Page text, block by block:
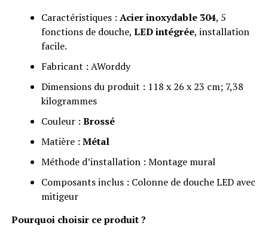
Caractéristiques : Acier inoxydable 304, 5
fonctions de douche, LED intégrée, installation
facile.
Fabricant : AWorddy
Dimensions du produit : 118 x 26 x 23 cm; 7,38
kilogrammes
Couleur : Brossé
Matière : Métal
Méthode d’installation : Montage mural
Composants inclus : Colonne de douche LED avec
mitigeur
Pourquoi choisir ce produit ?